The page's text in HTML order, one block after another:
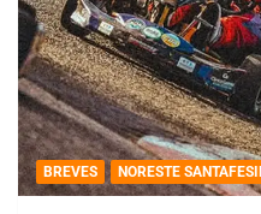
BREVES NORESTE